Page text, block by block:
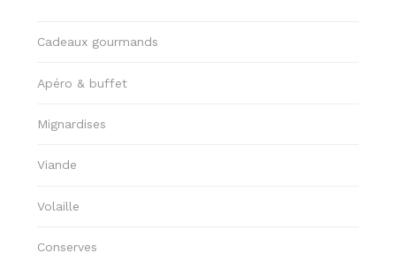
Cadeaux gourmands
Apéro & buffet
Mignardises
Viande
Volaille
Conserves